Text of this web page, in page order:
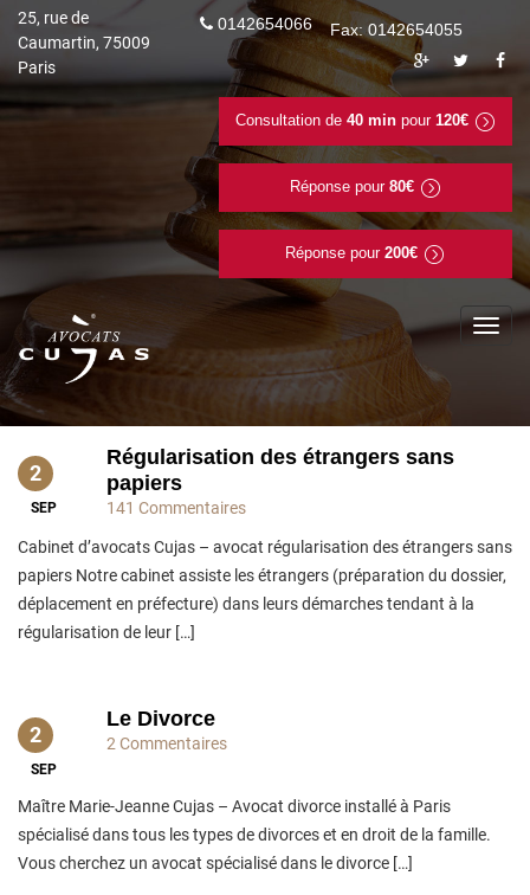
25, rue de
Caumartin, 75009
Paris
0142654066 Fax: 0142654055
Consultation de 40 minpour 120€
Réponse pour 80€
Réponse pour 200€
2
SEP
Régularisation des étrangers sans
papiers
141 Commentaires
Cabinet d’avocats Cujas – avocat régularisation des étrangers sans
papiers Notre cabinet assiste les étrangers (préparation du dossier,
déplacement en préfecture) dans leurs démarches tendant à la
régularisation de leur […]
2
SEP
Le Divorce
2 Commentaires
Maître Marie-Jeanne Cujas – Avocat divorce installé à Paris
spécialisé dans tous les types de divorces et en droit de la famille.
Vous cherchez un avocat spécialisé dans le divorce […]